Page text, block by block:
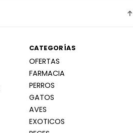
CATEGORÍAS
OFERTAS
FARMACIA
PERROS
GATOS
AVES
EXOTICOS